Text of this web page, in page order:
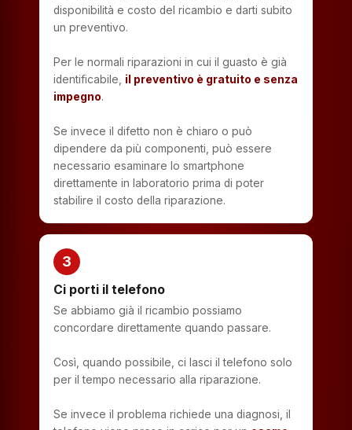
disponibilità e costo del ricambio e darti subito
un preventivo.
Per le normali riparazioni in cui il guasto è già
identificabile, il preventivo è gratuito e senza
impegno.
Se invece il difetto non è chiaro o può
dipendere da più componenti, può essere
necessario esaminare lo smartphone
direttamente in laboratorio prima di poter
stabilire il costo della riparazione.
3
Ci porti il telefono
Se abbiamo già il ricambio possiamo
concordare direttamente quando passare.
Così, quando possibile, ci lasci il telefono solo
per il tempo necessario alla riparazione.
Se invece il problema richiede una diagnosi, il